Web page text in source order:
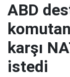
ABD
karşı
istedi